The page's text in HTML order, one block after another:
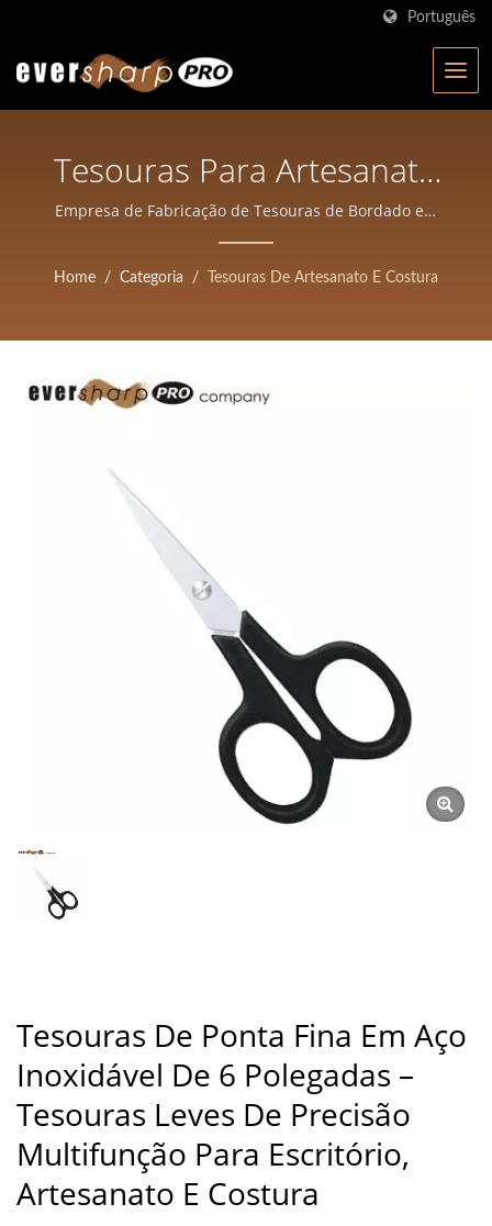
Português
Tesouras Para Artesanato
E Costura | Eversharp Pro
Company | Fabricante De
Com Mais De 40 Anos De
Experiência
Empresa de Fabricação de Tesouras de Bordado em
Taiwan | Fabricante de Tesouras Certificado ISO em
Profissionais
Home / Categoria / Tesouras De Artesanato E Costura
Tesouras De Ponta Fina Em Aço
Inoxidável De 6 Polegadas –
Tesouras Leves De Precisão
Multifunção Para Escritório,
Artesanato E Costura